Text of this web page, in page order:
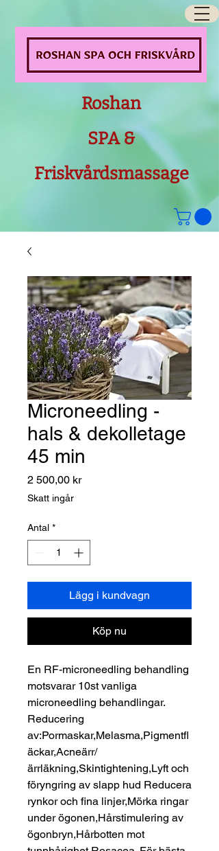
Roshan
SPA &
Friskvårdsmassage
Microneedling -
hals & dekolletage
45 min
2 500,00 krPris
Skatt ingår
Antal *
Lägg i kundvagn
Köp nu
En RF-microneedling behandling
motsvarar 10st vanliga
microneedling behandlingar.
Reducering
av:Pormaskar,Melasma,Pigmentfl
äckar,Acneärr/
ärrläkning,Skintightening,Lyft och
föryngring av slapp hud Reducera
rynkor och fina linjer,Mörka ringar
under ögonen,Hårstimulering av
ögonbryn,Hårbotten mot